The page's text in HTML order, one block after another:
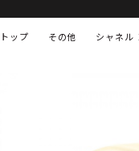
トップ シャネル
その他